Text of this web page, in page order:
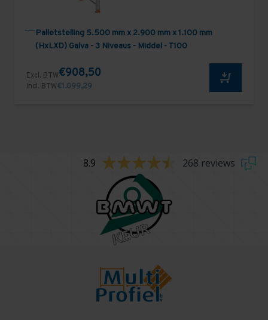
Palletstelling 5.500 mm x 2.900 mm x 1.100 mm
(HxLXD) Galva - 3 Niveaus - Middel - T100
Excl. BTW€908,50
Incl. BTW€1.099,29
8.9 268 reviews